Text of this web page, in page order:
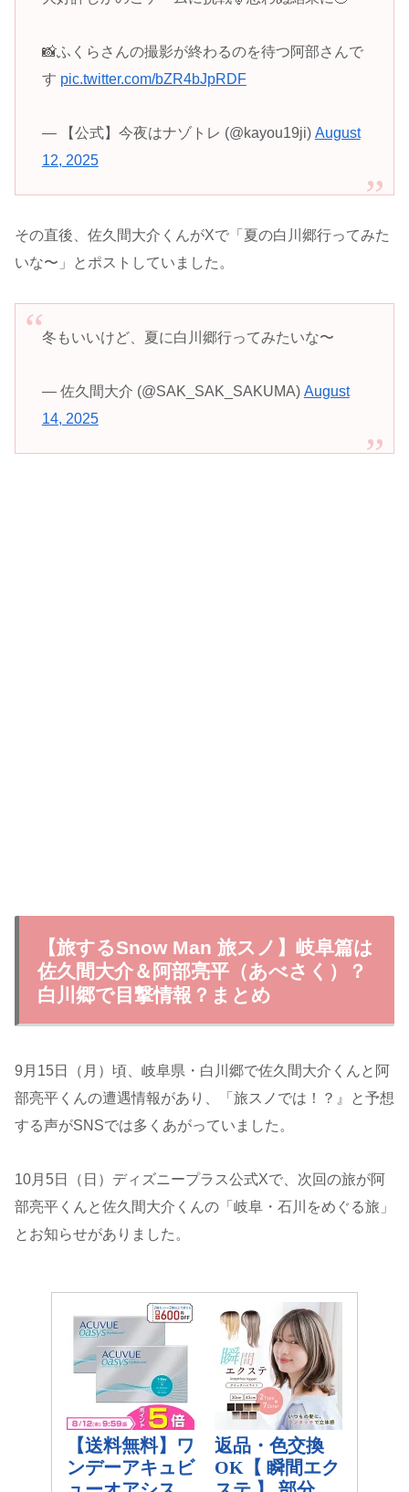
📸ふくらさんの撮影が終わるのを待つ阿部さんで
す pic.twitter.com/bZR4bJpRDF
— 【公式】今夜はナゾトレ (@kayou19ji) August
12, 2025
その直後、佐久間大介くんがXで「夏の白川郷行ってみた
いな〜」とポストしていました。
冬もいいけど、夏に白川郷行ってみたいな〜
— 佐久間大介 (@SAK_SAK_SAKUMA) August
14, 2025
【旅するSnow Man 旅スノ】岐阜篇は
佐久間大介＆阿部亮平（あべさく）？
白川郷で目撃情報？まとめ
9月15日（月）頃、岐阜県・白川郷で佐久間大介くんと阿
部亮平くんの遭遇情報があり、「旅スノでは！？』と予想
する声がSNSでは多くあがっていました。
10月5日（日）ディズニープラス公式Xで、次回の旅が阿
部亮平くんと佐久間大介くんの「岐阜・石川をめぐる旅」
とお知らせがありました。